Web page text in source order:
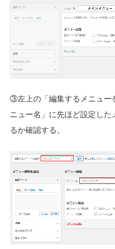
③左上の「編集するメニュー
ニュー名」に先ほど設定し
るか確認する。